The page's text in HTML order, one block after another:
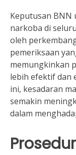
Keputusan BNN
narkoba di
oleh
pemeriksaan
memungkinkan
lebih efektif dan
ini, kesadaran
semakin
dalam